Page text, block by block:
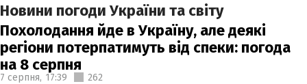
Новини погоди України та світу
Похолодання йде в Україну, але деякі
регіони потерпатимуть від спеки: погода
на 8 серпня
7 серпня, 17:39 262